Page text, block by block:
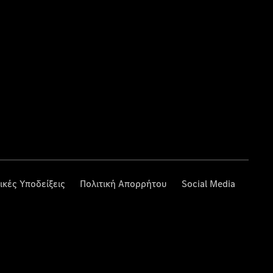
Υποδείξεις Πολιτική Απορρήτου Social Media